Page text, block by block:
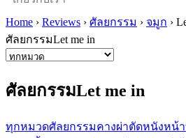
Home › Reviews › ศัลยกรรม › จมูก ›
ศัลยกรรมLet me in
ศัลยกรรมLet me in
ทุกหมวดศัลยกรรมคางผ่าตัดหนังหน้